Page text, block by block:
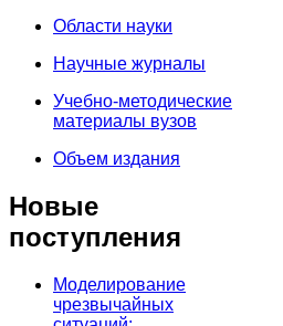
Области науки
Научные журналы
Учебно-методические
материалы вузов
Объем издания
Новые
поступления
Моделирование
чрезвычайных